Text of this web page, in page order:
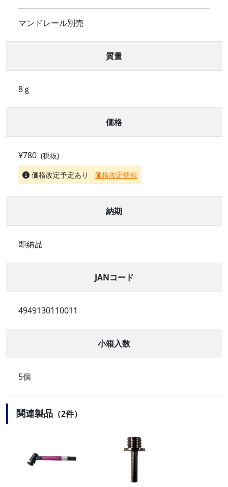
マンドレール別売
質量
8ｇ
価格
¥780 (税抜)
価格改定予定あり
価格改定情報
納期
即納品
JANコード
4949130110011
小箱入数
5個
関連製品 （2件）